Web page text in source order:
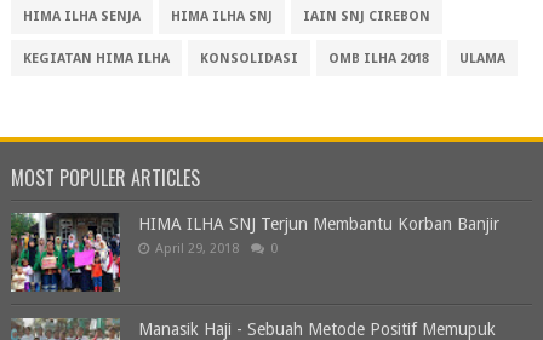
HIMA ILHA SENJA HIMA ILHA SNJ IAIN SNJ CIREBON
KEGIATAN HIMA ILHA KONSOLIDASI OMB ILHA 2018 ULAMA
MOST POPULER ARTICLES
HIMA ILHA SNJ Terjun Membantu Korban Banjir
April 29, 2018 0
Manasik Haji - Sebuah Metode Positif Memupuk